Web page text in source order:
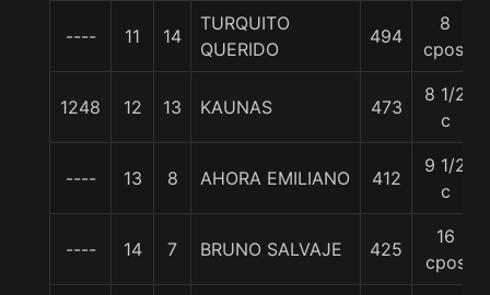
---- 11 14
TURQUITO
QUERIDO
494
8
cpos.
1248 12 13 KAUNAS 473
8 1/2
c
---- 13 8 AHORA EMILIANO 412
9 1/2
c
---- 14 7 BRUNO SALVAJE 425
16
cpos